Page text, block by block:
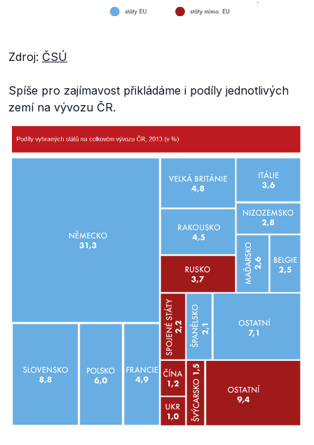
Zdroj: ČSÚ
Spíše pro zajímavost přikládáme i podíly jednotlivých
zemí na vývozu ČR.